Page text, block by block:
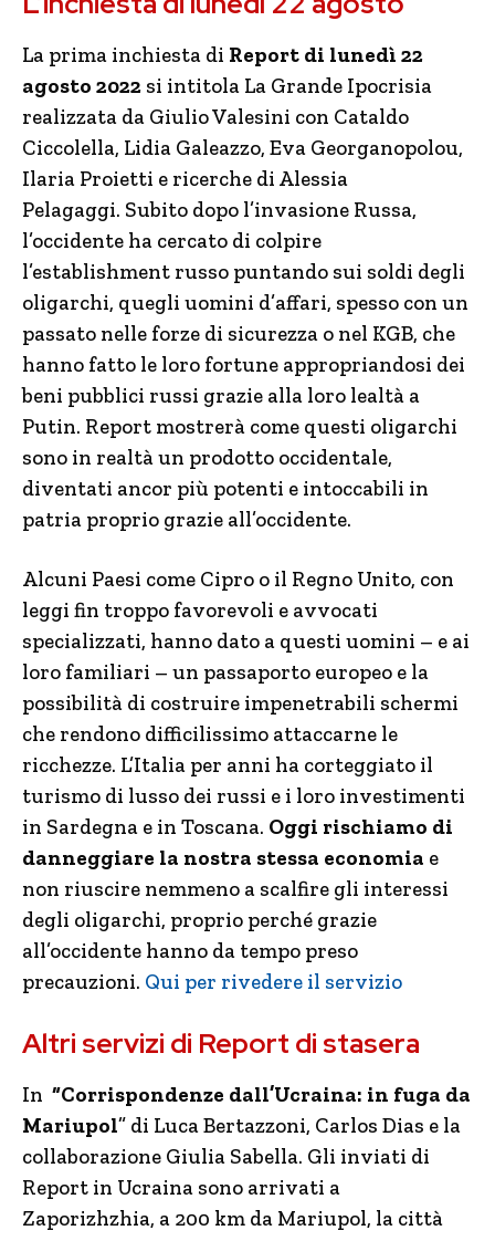
La prima inchiesta di Report di lunedì 22
agosto 2022 si intitola La Grande Ipocrisia
realizzata da Giulio Valesini con Cataldo
Ciccolella, Lidia Galeazzo, Eva Georganopolou,
Ilaria Proietti e ricerche di Alessia
Pelagaggi. Subito dopo l’invasione Russa,
l’occidente ha cercato di colpire
l’establishment russo puntando sui soldi degli
oligarchi, quegli uomini d’affari, spesso con un
passato nelle forze di sicurezza o nel KGB, che
hanno fatto le loro fortune appropriandosi dei
beni pubblici russi grazie alla loro lealtà a
Putin. Report mostrerà come questi oligarchi
sono in realtà un prodotto occidentale,
diventati ancor più potenti e intoccabili in
patria proprio grazie all’occidente.
Alcuni Paesi come Cipro o il Regno Unito, con
leggi fin troppo favorevoli e avvocati
specializzati, hanno dato a questi uomini – e ai
loro familiari – un passaporto europeo e la
possibilità di costruire impenetrabili schermi
che rendono difficilissimo attaccarne le
ricchezze. L’Italia per anni ha corteggiato il
turismo di lusso dei russi e i loro investimenti
in Sardegna e in Toscana. Oggi rischiamo di
danneggiare la nostra stessa economia e
non riuscire nemmeno a scalfire gli interessi
degli oligarchi, proprio perché grazie
all’occidente hanno da tempo preso
precauzioni. Qui per rivedere il servizio
Altri servizi di Report di stasera
In “Corrispondenze dall’Ucraina: in fuga da
Mariupol” di Luca Bertazzoni, Carlos Dias e la
collaborazione Giulia Sabella. Gli inviati di
Report in Ucraina sono arrivati a
Zaporizhzhia, a 200 km da Mariupol, la città